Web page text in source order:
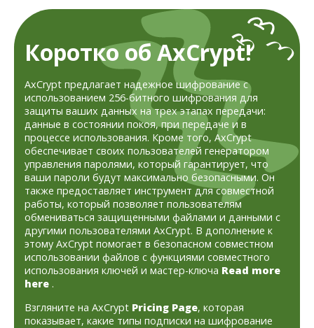
Коротко об AxCrypt!
AxCrypt предлагает надежное шифрование с
использованием 256-битного шифрования для
защиты ваших данных на трех этапах передачи:
данные в состоянии покоя, при передаче и в
процессе использования. Кроме того, AxCrypt
обеспечивает своих пользователей генератором
управления паролями, который гарантирует, что
ваши пароли будут максимально безопасными. Он
также предоставляет инструмент для совместной
работы, который позволяет пользователям
обмениваться защищенными файлами и данными с
другими пользователями AxCrypt. В дополнение к
этому AxCrypt помогает в безопасном совместном
использовании файлов с функциями совместного
использования ключей и мастер-ключа Read more
here .
Взгляните на AxCrypt Pricing Page, которая
показывает, какие типы подписки на шифрование